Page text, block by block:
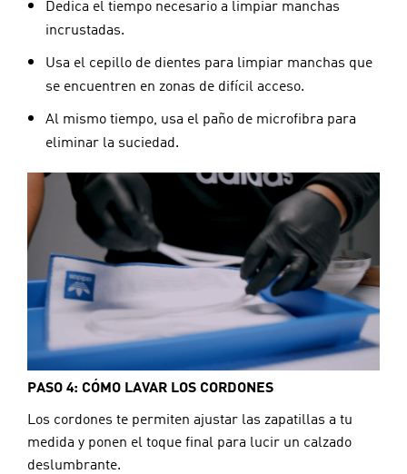
Dedica el tiempo necesario a limpiar manchas
incrustadas.
Usa el cepillo de dientes para limpiar manchas que
se encuentren en zonas de difícil acceso.
Al mismo tiempo, usa el paño de microfibra para
eliminar la suciedad.
PASO 4: CÓMO LAVAR LOS CORDONES
Los cordones te permiten ajustar las zapatillas a tu
medida y ponen el toque final para lucir un calzado
deslumbrante.